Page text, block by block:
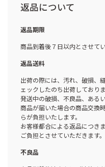
返品について
返品期限
商品到着後７日以内とさせてい
返品送料
出荷の際には、汚れ、破損、
ェックしたのち出荷しており
発送中の破損、不良品、ある
商品が届いた場合の商品交換
らが負担いたします。
お客様都合による返品につき
ご負担とさせていただきます。
不良品